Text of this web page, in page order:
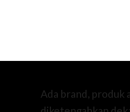
Ada brand, produk